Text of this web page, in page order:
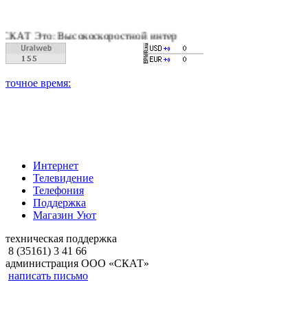
Высокоскоростной интернет, качественное цифровое и
Интернет
Телевидение
Телефония
Поддержка
Магазин Уют
техническая поддержка
8 (35161) 3 41 66
администрация ООО «СКАТ»
написать письмо